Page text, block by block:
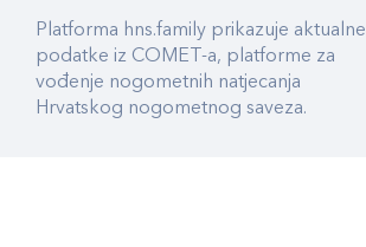
Platforma hns.family prikazuje aktualne
podatke iz COMET-a, platforme za
vođenje nogometnih natjecanja
Hrvatskog nogometnog saveza.